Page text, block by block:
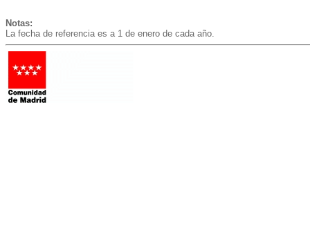
Notas:
La fecha de referencia es a 1 de enero de cada año.